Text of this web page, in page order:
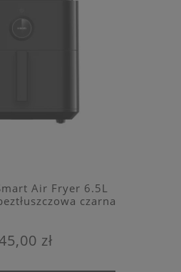
Air Fryer 6.5L
czarna
zł